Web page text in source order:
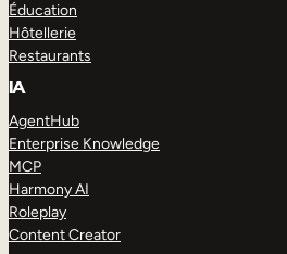
Éducation
Hôtellerie
Restaurants
IA
AgentHub
Enterprise Knowledge
MCP
Harmony AI
Roleplay
Content Creator